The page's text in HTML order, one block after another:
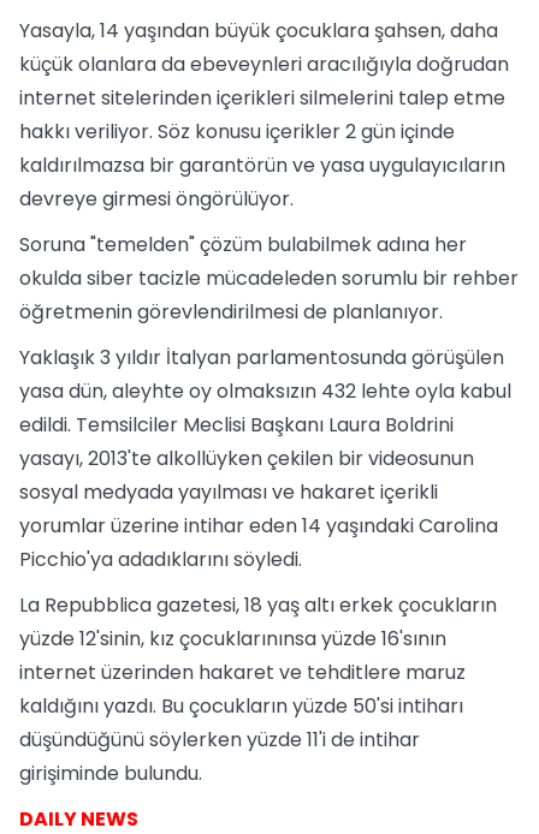
Yasayla, 14 yaşından büyük çocuklara şahsen, daha
küçük olanlara da ebeveynleri aracılığıyla doğrudan
internet sitelerinden içerikleri silmelerini talep etme
hakkı veriliyor. Söz konusu içerikler 2 gün içinde
kaldırılmazsa bir garantörün ve yasa uygulayıcıların
devreye girmesi öngörülüyor.
Soruna "temelden" çözüm bulabilmek adına her
okulda siber tacizle mücadeleden sorumlu bir rehber
öğretmenin görevlendirilmesi de planlanıyor.
Yaklaşık 3 yıldır İtalyan parlamentosunda görüşülen
yasa dün, aleyhte oy olmaksızın 432 lehte oyla kabul
edildi. Temsilciler Meclisi Başkanı Laura Boldrini
yasayı, 2013'te alkollüyken çekilen bir videosunun
sosyal medyada yayılması ve hakaret içerikli
yorumlar üzerine intihar eden 14 yaşındaki Carolina
Picchio'ya adadıklarını söyledi.
La Repubblica gazetesi, 18 yaş altı erkek çocukların
yüzde 12'sinin, kız çocuklarınınsa yüzde 16'sının
internet üzerinden hakaret ve tehditlere maruz
kaldığını yazdı. Bu çocukların yüzde 50'si intiharı
düşündüğünü söylerken yüzde 11'i de intihar
girişiminde bulundu.
DAILY NEWS